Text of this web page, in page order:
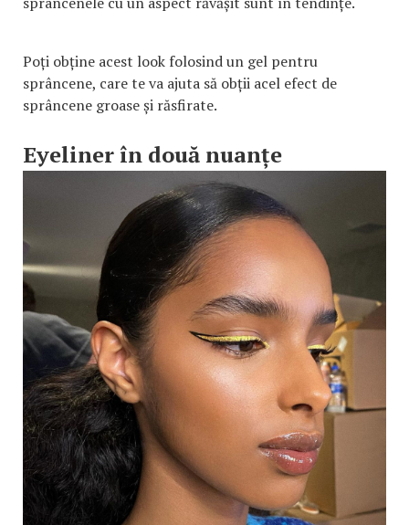
Poți obține acest look folosind un gel pentru
sprâncene, care te va ajuta să obții acel efect de
sprâncene groase și răsfirate.
Eyeliner în două nuanțe